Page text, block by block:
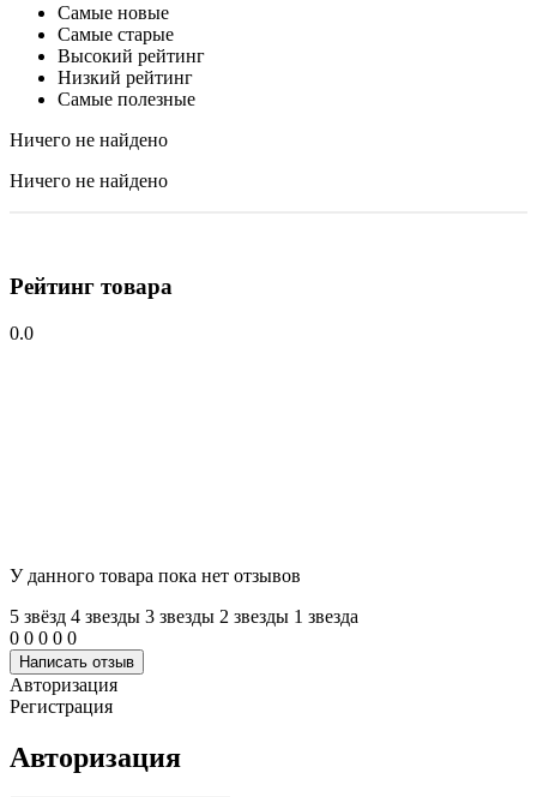
Самые новые
Самые старые
Высокий рейтинг
Низкий рейтинг
Самые полезные
Ничего не найдено
Ничего не найдено
Рейтинг товара
0.0
У данного товара пока нет отзывов
5 звёзд 4 звeзды 3 звeзды 2 звeзды 1 звeзда
0 0 0 0 0
Написать отзыв
Авторизация
Регистрация
Авторизация